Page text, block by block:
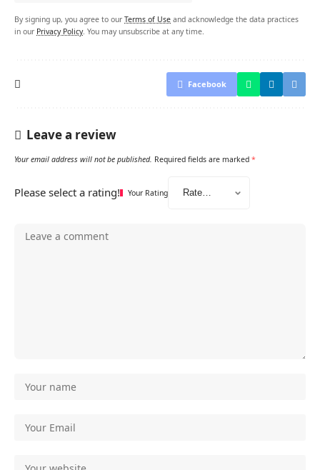
By signing up, you agree to our Terms of Use and acknowledge the data practices
in our Privacy Policy. You may unsubscribe at any time.
Facebook
Leave a review
Your email address will not be published. Required fields are marked *
Please select a rating! Your Rating